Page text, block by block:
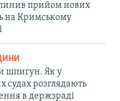
прийом нових
на Кримському
шпигун. Як у
судах розглядають
в держзраді